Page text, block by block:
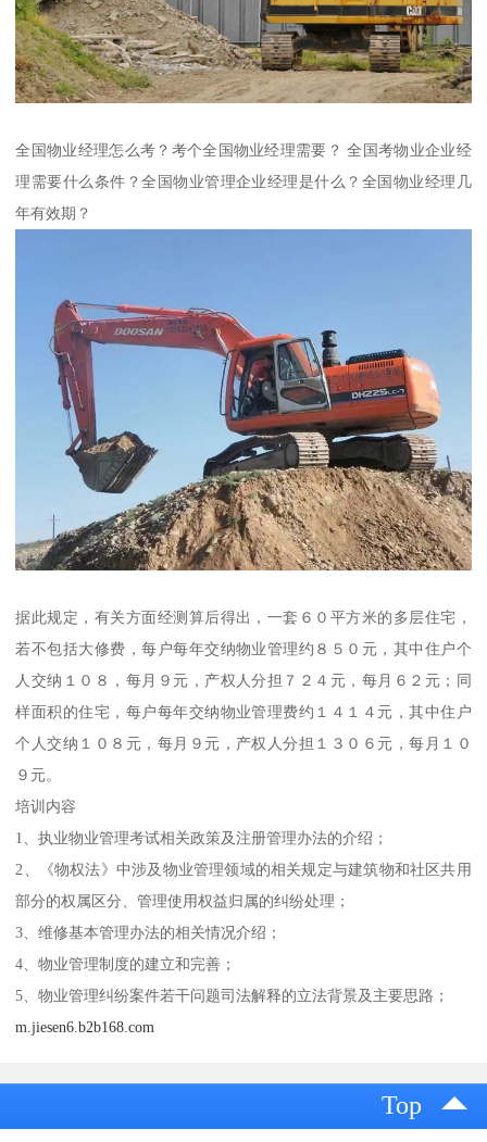
全国物业经理怎么考？考个全国物业经理需要？ 全国考物业企业经
理需要什么条件？全国物业管理企业经理是什么？全国物业经理几
年有效期？
据此规定，有关方面经测算后得出，一套６０平方米的多层住宅，
若不包括大修费，每户每年交纳物业管理约８５０元，其中住户个
人交纳１０８，每月９元，产权人分担７２４元，每月６２元；同
样面积的住宅，每户每年交纳物业管理费约１４１４元，其中住户
个人交纳１０８元，每月９元，产权人分担１３０６元，每月１０
９元。
培训内容
1、执业物业管理考试相关政策及注册管理办法的介绍；
2、《物权法》中涉及物业管理领域的相关规定与建筑物和社区共用
部分的权属区分、管理使用权益归属的纠纷处理；
3、维修基本管理办法的相关情况介绍；
4、物业管理制度的建立和完善；
5、物业管理纠纷案件若干问题司法解释的立法背景及主要思路；
m.jiesen6.b2b168.com
Top